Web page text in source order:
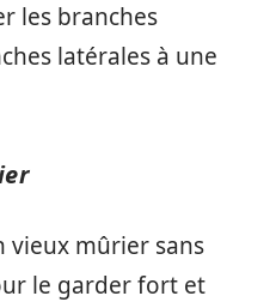
les branches
latérales à une
vieux mûrier sans
le garder fort et